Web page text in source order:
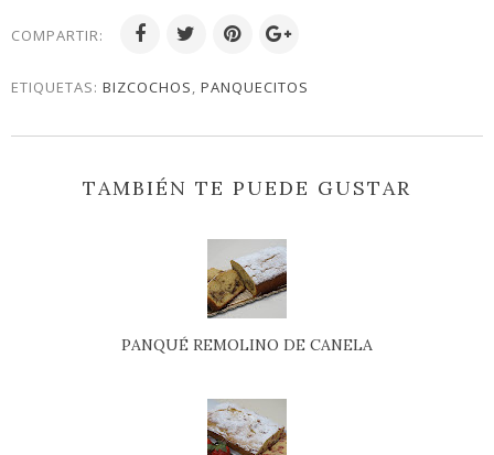
COMPARTIR:
ETIQUETAS: BIZCOCHOS, PANQUECITOS
TAMBIÉN TE PUEDE GUSTAR
PANQUÉ REMOLINO DE CANELA